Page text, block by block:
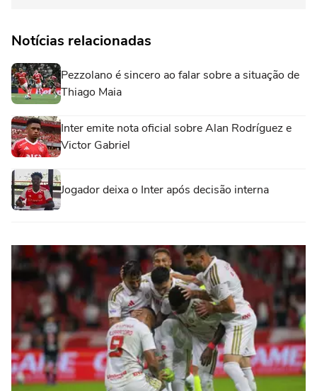
Notícias relacionadas
Pezzolano é sincero ao falar sobre a situação de
Thiago Maia
Inter emite nota oficial sobre Alan Rodríguez e
Victor Gabriel
Jogador deixa o Inter após decisão interna